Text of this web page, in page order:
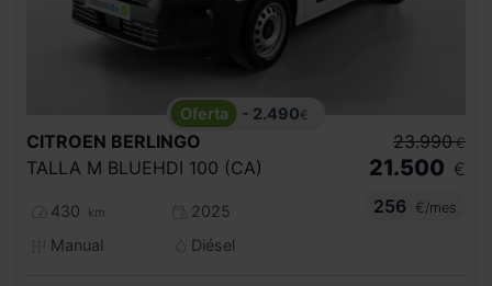
- 2.490€
CITROEN BERLINGO
TALLA M BLUEHDI 100 (CA)
430 km
2025
Manual
Diésel
23.990 €
21.500 €
256
€/mes